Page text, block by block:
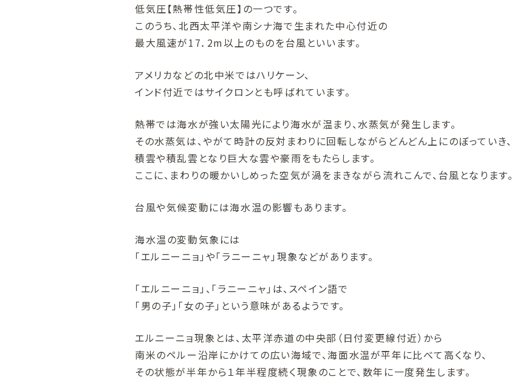
低気圧【熱帯性低気圧】の一つです。
このうち、北西太平洋や南シナ海で生まれた中心付近の
最大風速が17．2m以上のものを台風といいます。
アメリカなどの北中米ではハリケーン、
インド付近ではサイクロンとも呼ばれています。
熱帯では海水が強い太陽光により海水が温まり、水蒸気が発生します。
その水蒸気は、やがて時計の反対まわりに回転しながらどんどん上にのぼっていき、
積雲や積乱雲となり巨大な雲や豪雨をもたらします。
ここに、まわりの暖かいしめった空気が渦をまきながら流れこんで、台風となります。
台風や気候変動には海水温の影響もあります。
海水温の変動気象には
「エルニーニョ」や「ラニーニャ」現象などがあります。
「エルニーニョ」、「ラニーニャ」は、スペイン語で
「男の子」「女の子」という意味があるようです。
エルニーニョ現象とは、太平洋赤道の中央部（日付変更線付近）から
南米のペルー沿岸にかけての広い海域で、海面水温が平年に比べて高くなり、
その状態が半年から１年半程度続く現象のことで、数年に一度発生します。